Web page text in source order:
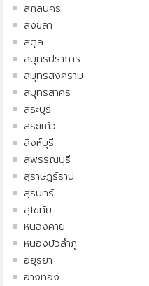
สกลนคร
สงขลา
สตูล
สมุทรปราการ
สมุทรสงคราม
สมุทรสาคร
สระบุรี
สระแก้ว
สิงห์บุรี
สุพรรณบุรี
สุราษฎร์ธานี
สุรินทร์
สุโขทัย
หนองคาย
หนองบัวลำภู
อยุธยา
อ่างทอง